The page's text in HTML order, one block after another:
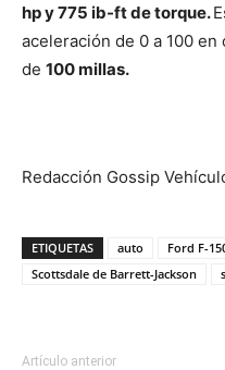
hp y 775 ib-ft de torque.
aceleración de 0 a 100
de 100 millas.
Redacción Gossip
ETIQUETAS auto
Ford F-
Scottsdale de Barrett-Jackson
Artículo anterior